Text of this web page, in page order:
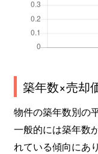
築年数×売却
物件の築年数別の
一般的には築年数
れている傾向にあ